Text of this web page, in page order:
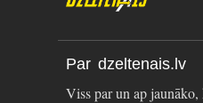
Par dzeltenais.lv
Viss par un ap